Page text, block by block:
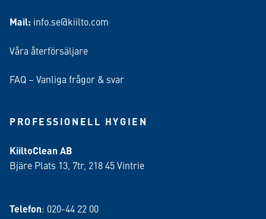
Mail: info.se@kiilto.com
Våra återförsäljare
FAQ – Vanliga frågor & svar
PROFESSIONELL HYGIEN
KiiltoClean AB
Bjäre Plats 13, 7tr, 218 45 Vintrie
Telefon: 020-44 22 00